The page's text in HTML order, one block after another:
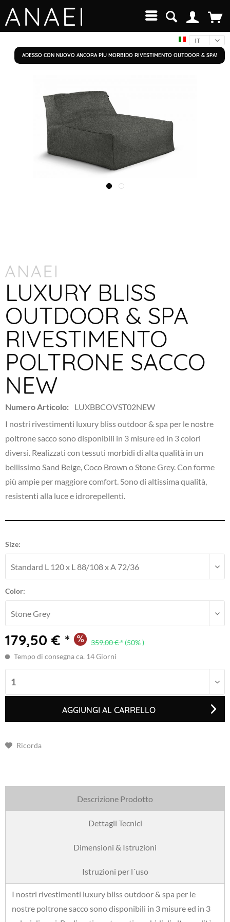
ADESSO CON NUOVO ANCORA PÍU MORBIDO RIVESTIMENTO OUTDOOR & SPA!
LUXURY BLISS
OUTDOOR & SPA
RIVESTIMENTO
POLTRONE SACCO
NEW
Numero Articolo:
LUXBBCOVST02NEW
I nostri rivestimenti luxury bliss outdoor & spa per le nostre
poltrone sacco sono disponibili in 3 misure ed in 3 colori
diversi. Realizzati con tessuti morbidi di alta qualità in un
bellissimo Sand Beige, Coco Brown o Stone Grey. Con forme
più ampie per maggiore comfort. Sono di altissima qualità,
resistenti alla luce e idrorepellenti.
Size:
Color:
179,50 € * 359,00 € * (50% )
Tempo di consegna ca. 14 Giorni
AGGIUNGI AL CARRELLO
Ricorda
Descrizione Prodotto
Dettagli Tecnici
Dimensioni & Istruzioni
Istruzioni per l´uso
I nostri rivestimenti luxury bliss outdoor & spa per le
nostre poltrone sacco sono disponibili in 3 misure ed in 3